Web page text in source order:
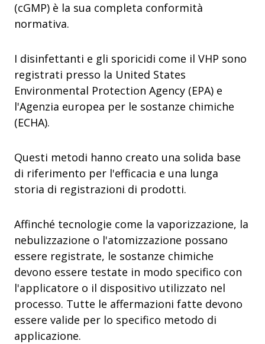
(cGMP) è la sua completa conformità
normativa.
I disinfettanti e gli sporicidi come il VHP sono
registrati presso la United States
Environmental Protection Agency (EPA) e
l'Agenzia europea per le sostanze chimiche
(ECHA).
Questi metodi hanno creato una solida base
di riferimento per l'efficacia e una lunga
storia di registrazioni di prodotti.
Affinché tecnologie come la vaporizzazione, la
nebulizzazione o l'atomizzazione possano
essere registrate, le sostanze chimiche
devono essere testate in modo specifico con
l'applicatore o il dispositivo utilizzato nel
processo. Tutte le affermazioni fatte devono
essere valide per lo specifico metodo di
applicazione.